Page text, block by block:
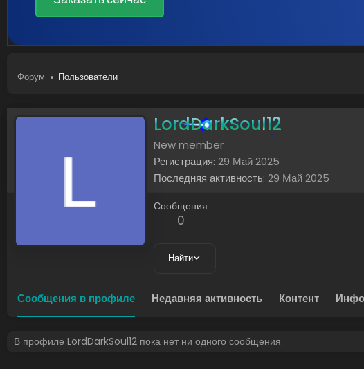
Форум Пользователи
LordDarkSoul12
New member
Регистрация 29 Май 2025
Последняя активность 29 Май 2025
Сообщения
0
Найти
Сообщения в профиле Недавняя активность Контент
В профиле LordDarkSoul12 пока нет ни одного сообщения.